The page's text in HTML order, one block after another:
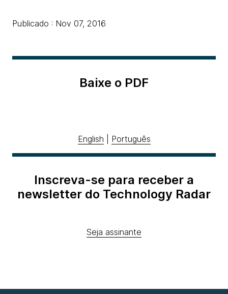
Publicado : Nov 07, 2016
Baixe o PDF
English Português
Inscreva-se para receber a
newsletter do Technology Radar
Seja assinante